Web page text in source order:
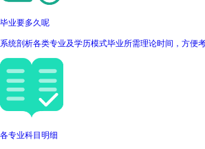
毕业要多久呢
系统剖析各类专业及学历模式毕业所需理论时间，方便
各专业科目明细